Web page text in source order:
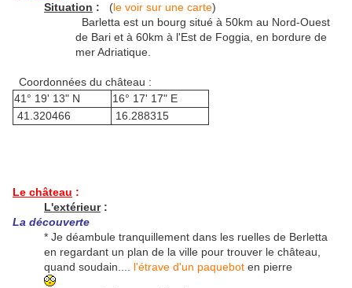
Situation : (le voir sur une carte)
Barletta est un bourg situé à 50km au Nord-Ouest
de Bari et à 60km à l'Est de Foggia, en bordure de
mer Adriatique.
Coordonnées du château :
41° 19' 13" N
16° 17' 17" E
41.320466
16.288315
Le château :
L'extérieur:
La découverte
* Je déambule tranquillement dans les ruelles de Berletta
en regardant un plan de la ville pour trouver le château,
quand soudain.... l'étrave d'un paquebot en pierre